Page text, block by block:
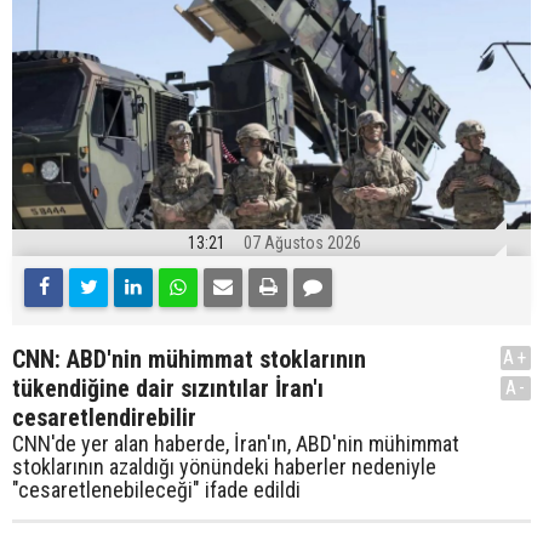
13:21 07 Ağustos 2026
CNN: ABD'nin mühimmat stoklarının
tükendiğine dair sızıntılar İran'ı
cesaretlendirebilir
CNN'de yer alan haberde, İran'ın, ABD'nin mühimmat
stoklarının azaldığı yönündeki haberler nedeniyle
"cesaretlenebileceği" ifade edildi
A+
A-